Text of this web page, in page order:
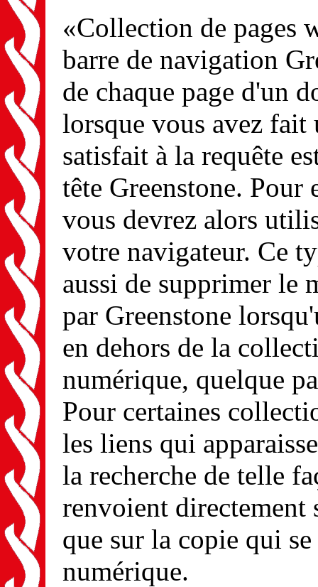
«Collection de pages
barre de navigation
de chaque page d'un
lorsque vous avez fait
satisfait à la requête
tête Greenstone. Pour
vous devrez alors
votre navigateur. Ce
aussi de supprimer le
par Greenstone
en dehors de la
numérique, quelque
Pour certaines
les liens qui
la recherche de telle
renvoient
que sur la copie qui
numérique.